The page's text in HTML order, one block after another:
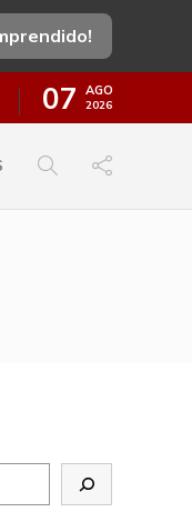
07 AGO
2026